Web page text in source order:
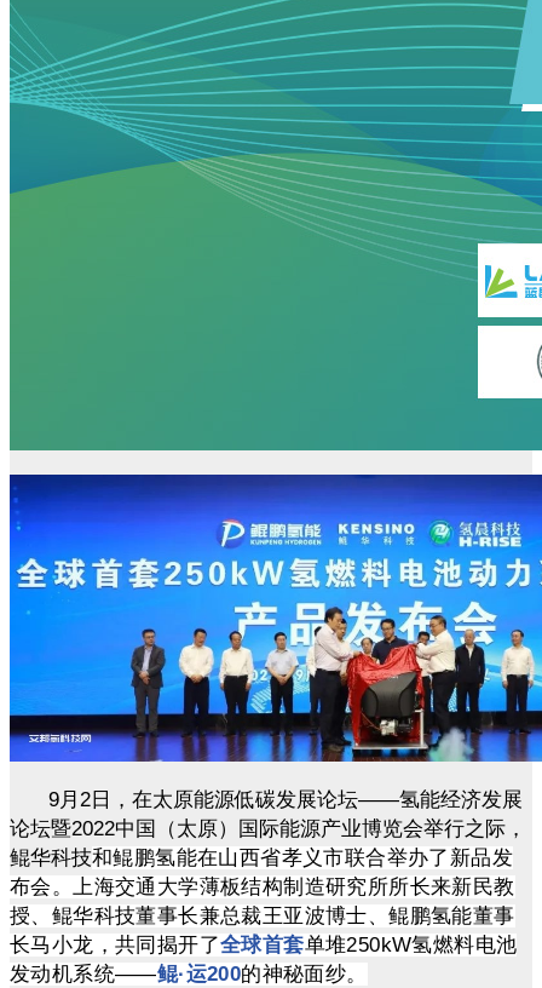
9月2日，在太原能源低碳发展论坛——氢能经济发展
论坛暨2022中国（太原）国际能源产业博览会举行之际，
鲲华科技和鲲鹏氢能在山西省孝义市联合举办了新品发
布会。上海交通大学薄板结构制造研究所所长来新民教
授、鲲华科技董事长兼总裁王亚波博士、鲲鹏氢能董事
长马小龙，共同揭开了全球首套单堆250kW氢燃料电池
发动机系统——鲲·运200的神秘面纱。